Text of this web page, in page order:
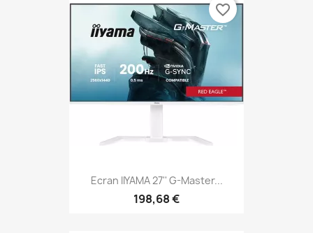
Ecran IIYAMA 27'' G-Master...
198,68 €
favorite_border